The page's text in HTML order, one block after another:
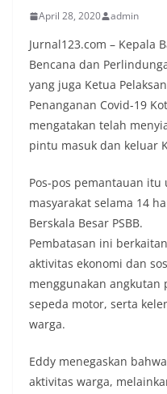
April 28, 2020 admin
Jurnal123.com – Kepala
Bencana dan
yang juga Ketua
Penanganan Covid-19
mengatakan telah
pintu masuk dan keluar
Pos-pos pemantauan
masyarakat selama 14
Berskala Besar PSBB.
Pembatasan ini
aktivitas ekonomi dan
menggunakan
sepeda motor, serta
warga.
Eddy menegaskan
aktivitas warga,